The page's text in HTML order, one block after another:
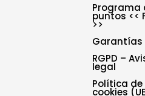
Programa
puntos <<
>>
Garantías
RGPD –
legal
Política de
cookies